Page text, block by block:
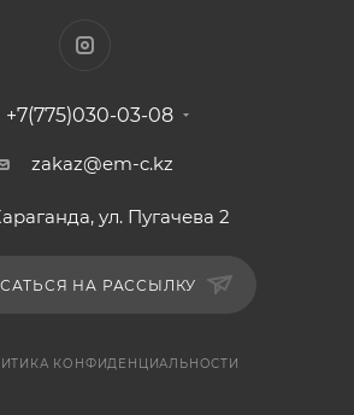
+7(775)030-03-08
zakaz@em-c.kz
ул. Пугачева 2
НА РАССЫЛКУ
КОНФИДЕНЦИАЛЬНОСТИ